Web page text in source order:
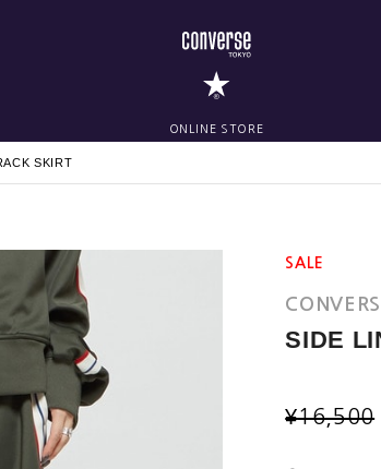
ONLINE STORE
SKIRT
SALE
SIDE
¥16,500